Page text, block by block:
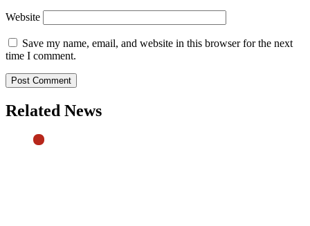
Website
Save my name, email, and website in this browser for the next
time I comment.
Related News